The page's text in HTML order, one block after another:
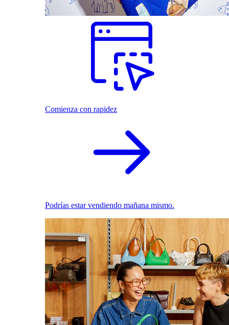
Comienza con rapidez
Podrías estar vendiendo mañana mismo.